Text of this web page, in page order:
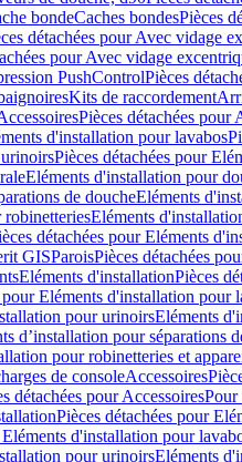
bondeCaches bondesPièces
détachées pour Avec vidage
pour Avec vidage
PushControlPièces
Kits de raccordement
Pièces détachées pour
d'installation pour lavabos
Pièces détachées pour
Eléments d'installation pour
de doucheEléments
robinetteriesEléments
détachées pour Eléments
GISParoisPièces détachées
Eléments d'installationPièces
pour Eléments d'installation pour
pour urinoirsEléments
d’installation pour séparations
pour robinetteries et
de consoleAccessoires
détachées pour AccessoiresPour
Pièces détachées pour
d'installation pour
pour urinoirsEléments